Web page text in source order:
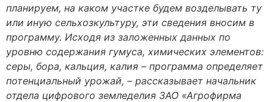
планируем, на каком участке будем возделывать ту
или иную сельхозкультуру, эти сведения вносим в
программу. Исходя из заложенных данных по
уровню содержания гумуса, химических элементов:
серы, бора, кальция, калия – программа определяет
потенциальный урожай, – рассказывает начальник
отдела цифрового земледелия ЗАО «Агрофирма